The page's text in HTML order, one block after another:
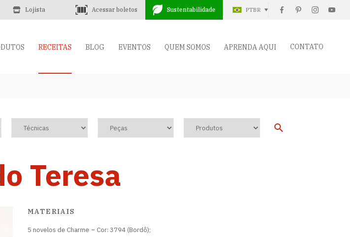
Lojista Acessar boletos Sustentabilidade PTBR
RECEITAS BLOG EVENTOS QUEM SOMOS APRENDA AQUI CONTATO
Teresa
MATERIAIS
5 novelos de Charme – Cor: 3794 (Bordô);